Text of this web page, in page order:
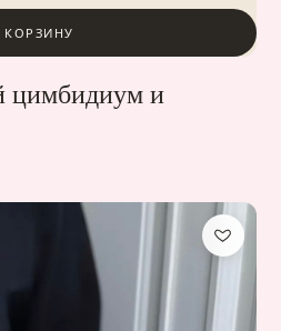
КОРЗИНУ
цимбидиум и